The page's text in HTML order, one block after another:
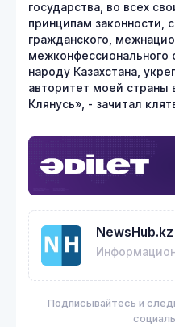
государства, во всех
принципам законности,
гражданского,
межконфессионального
народу Казахстана,
авторитет моей
Клянусь», - зачитал
NewsHub.kz
Подписывайтесь и